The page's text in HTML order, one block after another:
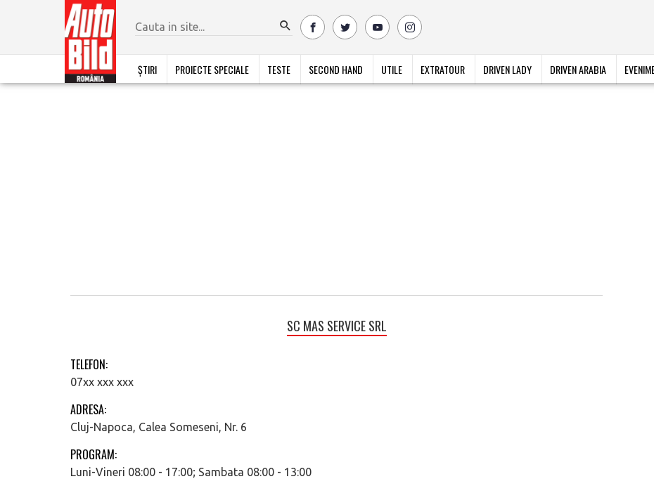
ȘTIRI PROIECTE SPECIALE TESTE SECOND HAND UTILE EXTRATOUR DRIVEN LADY DRIVEN ARABIA
SC MAS SERVICE SRL
TELEFON:
07xx xxx xxx
ADRESA:
Cluj-Napoca, Calea Someseni, Nr. 6
PROGRAM:
Luni-Vineri 08:00 - 17:00; Sambata 08:00 - 13:00